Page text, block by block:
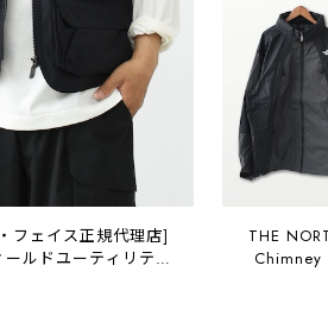
ルドユーティリティ
ウトドアベスト・キ
・MEN'S / LADY'S
THE NORTH FACE [ザ・ノ
Chimney
ト・ア
ー